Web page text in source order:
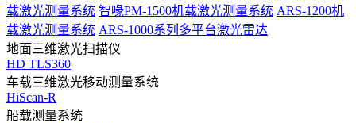
载激光测量系统 智喙PM-1500机载激光测量系统 ARS-1200机
载激光测量系统 ARS-1000系列多平台激光雷达
地面三维激光扫描仪
HD TLS360
车载三维激光移动测量系统
HiScan-R
船载测量系统